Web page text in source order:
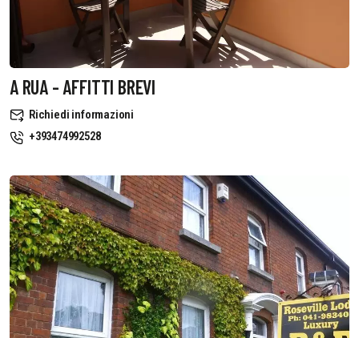
A RUA - AFFITTI BREVI
Richiedi informazioni
+393474992528